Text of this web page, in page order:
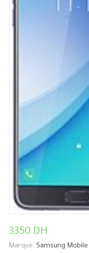
3350 DH
Marque: Samsung Mobile